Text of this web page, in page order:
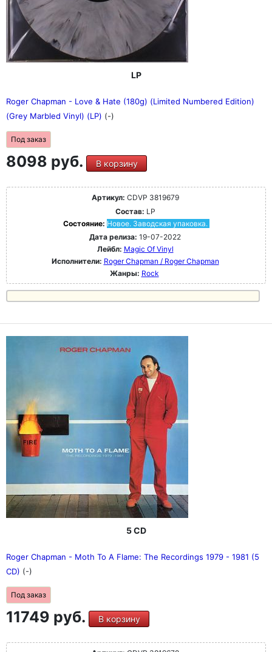
LP
Roger Chapman - Love & Hate (180g) (Limited Numbered Edition)
(Grey Marbled Vinyl) (LP) (-)
Под заказ
8098 руб. В корзину
Артикул: CDVP 3819679
Состав: LP
Состояние: Новое. Заводская упаковка.
Дата релиза: 19-07-2022
Лейбл: Magic Of Vinyl
Исполнители: Roger Chapman / Roger Chapman
Жанры: Rock
5 CD
Roger Chapman - Moth To A Flame: The Recordings 1979 - 1981 (5
CD) (-)
Под заказ
11749 руб. В корзину